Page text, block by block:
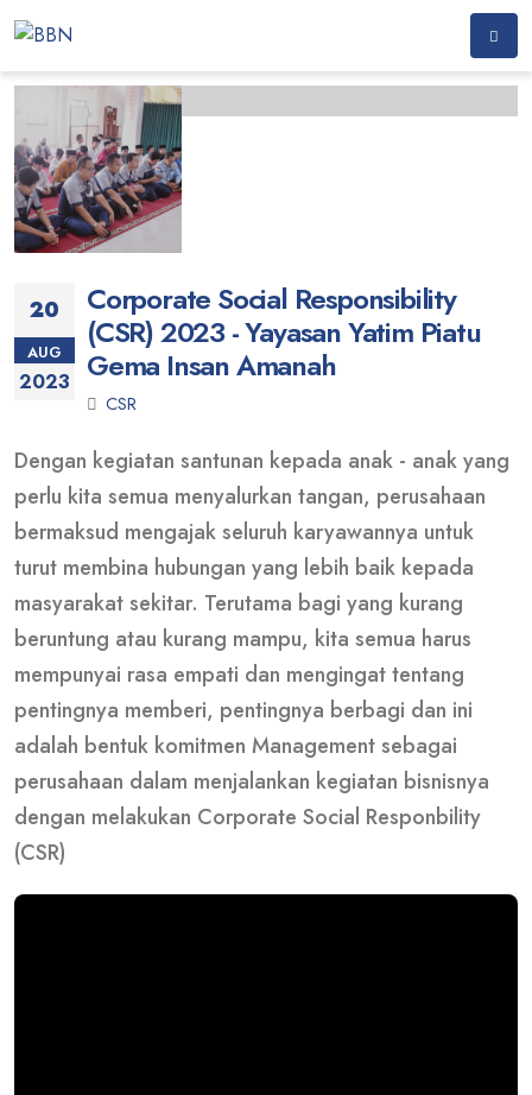
20
AUG
2023
Corporate Social Responsibility
(CSR) 2023 - Yayasan Yatim Piatu
Gema Insan Amanah
CSR
Dengan kegiatan santunan kepada anak - anak yang
perlu kita semua menyalurkan tangan, perusahaan
bermaksud mengajak seluruh karyawannya untuk
turut membina hubungan yang lebih baik kepada
masyarakat sekitar. Terutama bagi yang kurang
beruntung atau kurang mampu, kita semua harus
mempunyai rasa empati dan mengingat tentang
pentingnya memberi, pentingnya berbagi dan ini
adalah bentuk komitmen Management sebagai
perusahaan dalam menjalankan kegiatan bisnisnya
dengan melakukan Corporate Social Responbility
(CSR)